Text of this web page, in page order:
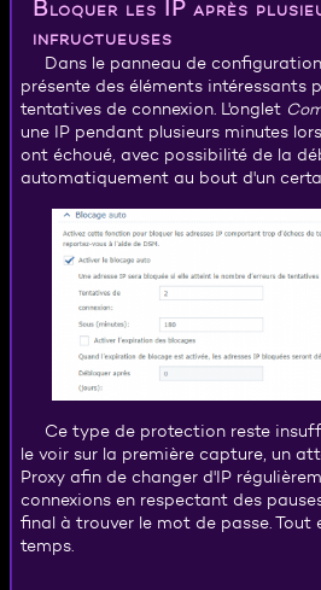
Bloquer les IP après
infructueuses
Dans le panneau de
présente des éléments intéressants
tentatives de connexion. L'onglet
une IP pendant plusieurs minutes
ont échoué, avec possibilité de la
automatiquement au bout d'un
Ce type de protection reste
le voir sur la première capture, un
Proxy afin de changer d'IP
connexions en respectant des
final à trouver le mot de passe. Tout
temps.